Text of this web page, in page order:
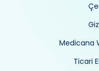
Medicana
Ticari